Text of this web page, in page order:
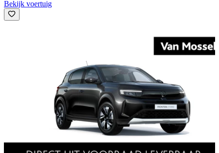
Bekijk voertuig